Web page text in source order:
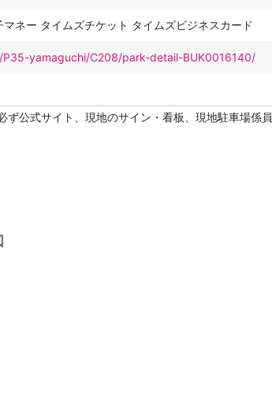
ネー タイムズチケット タイムズビジネスカード
yamaguchi/C208/park-detail-BUK0016140/
公式サイト、現地のサイン・看板、現地駐車場係